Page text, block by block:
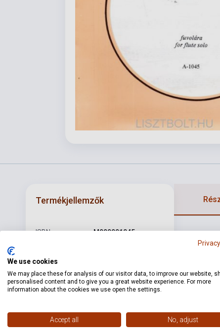
Termékjellemzők
ISBN M999991045
Kötés Puhakötés
Kiadási év
We use cookies
We may place these for analysis of our visitor data, to improve our website,
personalised content and to give you a great website experience. For more
information about the cookies we use open the settings.
Accept all No, adjust